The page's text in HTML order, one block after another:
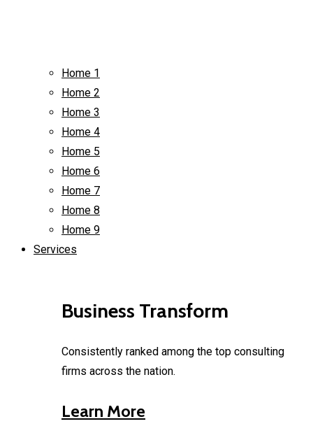
Home 1
Home 2
Home 3
Home 4
Home 5
Home 6
Home 7
Home 8
Home 9
Services
Business Transform
Consistently ranked among the top consulting
firms across the nation.
Learn More